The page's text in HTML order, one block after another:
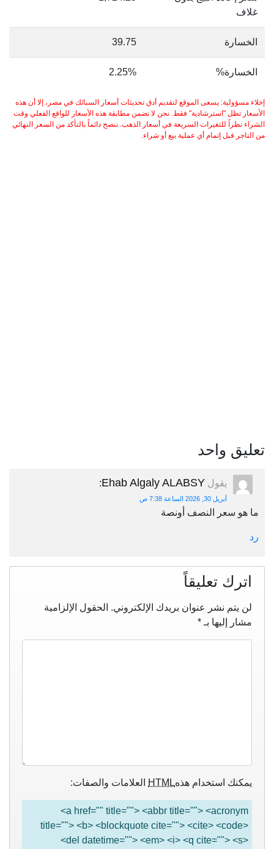
غلاف
الخسارة 39.75
الخسارة% 2.25%
إخلاء مسؤولية: يسعى الموقع لتقديم أدق تحديثات أسعار السبائك في مصر، إلا أن هذه
الأسعار تظل "استرشادية" فقط. نحن لا نضمن مطابقة هذه الأسعار للواقع الفعلي وقت
الشراء نظراً للتغيرات السريعة في أسعار الذهب. ننصح دائماً بالتأكد من السعر النهائي
من التاجر قبل إتمام أي عملية بيع أو شراء.
تعليق واحد
يقول Ehab Algaly ALABSY
:
أبريل 30, 2026 الساعة 7:38 ص
ما هو سعر النصف أونصة
رد
اترك تعليقاً
لن يتم نشر عنوان بريدك الإلكتروني. الحقول الإلزامية
مشار إليها بـ *
يمكنك استخدام هذهHTML العلامات والصفات:
<a href="" title=""> <abbr title=""> <acronym
title=""> <b> <blockquote cite=""> <cite> <code>
<del datetime=""> <em> <i> <q cite=""> <s>